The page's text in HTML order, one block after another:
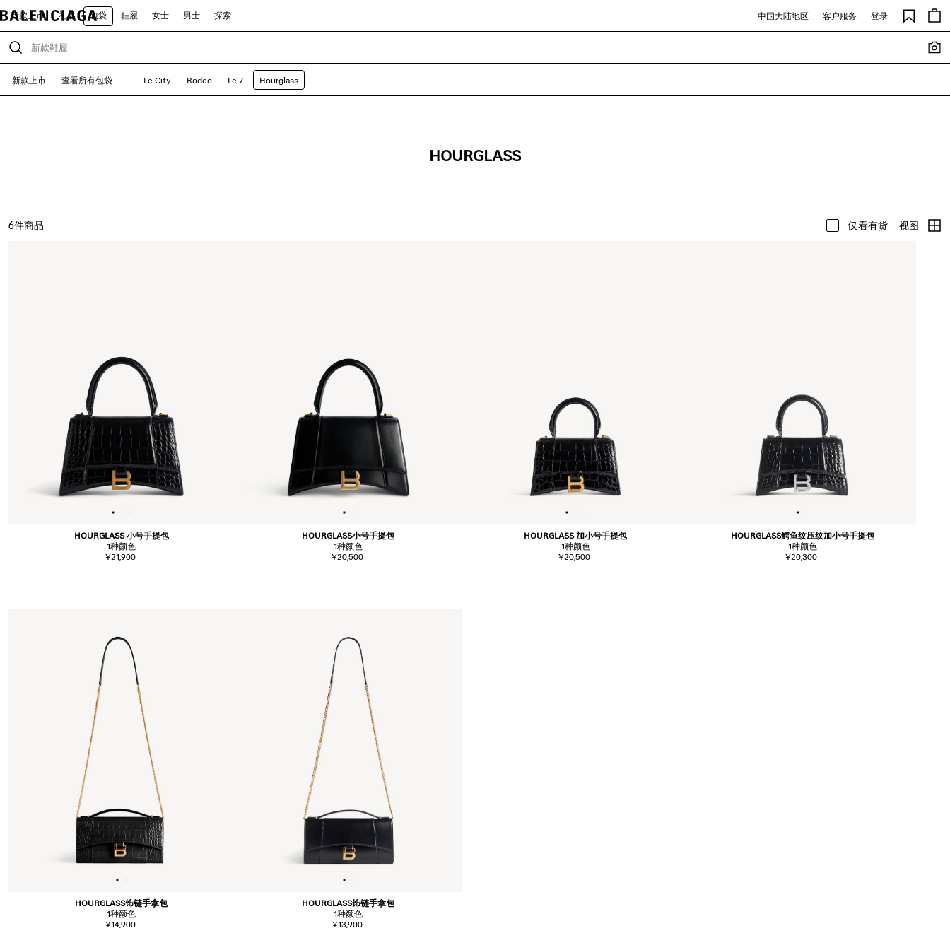
新款上市 礼品 包袋 鞋履 女士 男士 探索 中国大陆地区 客户服务 登录
新款上市 查看所有包袋 Le City Rodeo Le 7 Hourglass
HOURGLASS
6件商品 仅看有货 视图
HOURGLASS 小号手提包
1种颜色
¥21,900
HOURGLASS小号手提包
1种颜色
¥20,500
HOURGLASS 加小号手提包
1种颜色
¥20,500
HOURGLASS鳄鱼纹压纹加小号手提包
1种颜色
¥20,300
HOURGLASS饰链手拿包
1种颜色
¥14,900
HOURGLASS饰链手拿包
1种颜色
¥13,900